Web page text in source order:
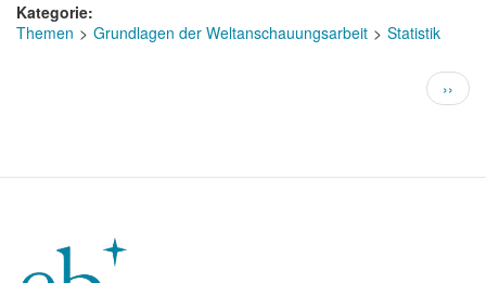
Kategorie
Themen
Grundlagen der Weltanschauungsarbeit Statistik
Seite
››